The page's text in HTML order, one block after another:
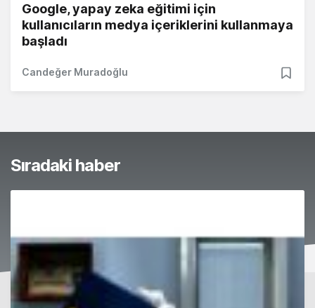
Google, yapay zeka eğitimi için
kullanıcıların medya içeriklerini kullanmaya
başladı
Candeğer Muradoğlu
Sıradaki haber